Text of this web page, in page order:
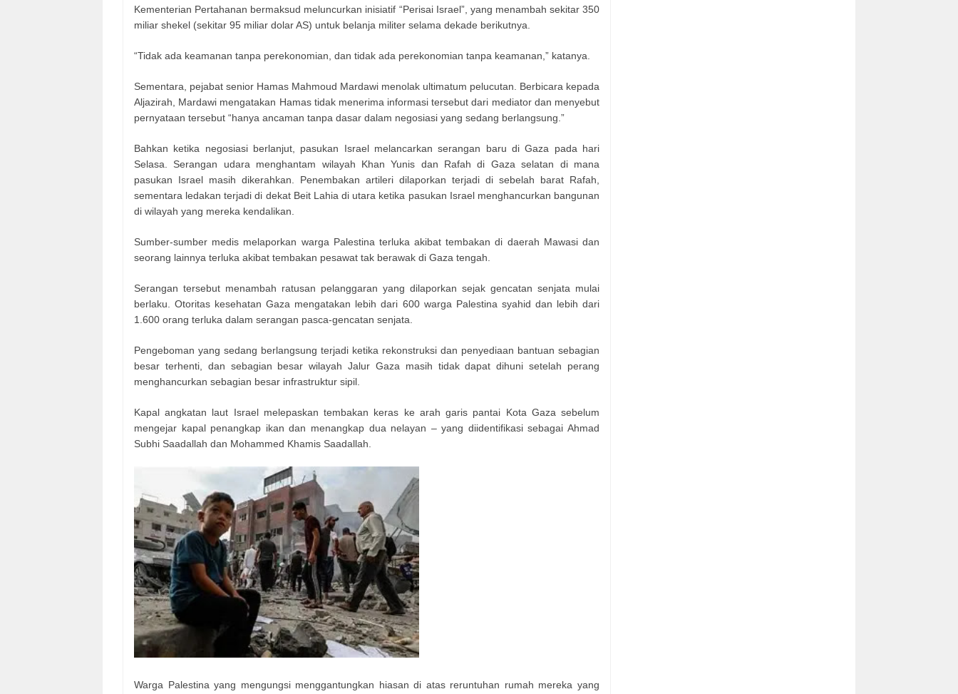
Kementerian Pertahanan bermaksud meluncurkan inisiatif “Perisai Israel”, yang menambah sekitar 350
miliar shekel (sekitar 95 miliar dolar AS) untuk belanja militer selama dekade berikutnya.
“Tidak ada keamanan tanpa perekonomian, dan tidak ada perekonomian tanpa keamanan,” katanya.
Sementara, pejabat senior Hamas Mahmoud Mardawi menolak ultimatum pelucutan. Berbicara kepada
Aljazirah, Mardawi mengatakan Hamas tidak menerima informasi tersebut dari mediator dan menyebut
pernyataan tersebut “hanya ancaman tanpa dasar dalam negosiasi yang sedang berlangsung.”
Bahkan ketika negosiasi berlanjut, pasukan Israel melancarkan serangan baru di Gaza pada hari
Selasa. Serangan udara menghantam wilayah Khan Yunis dan Rafah di Gaza selatan di mana
pasukan Israel masih dikerahkan. Penembakan artileri dilaporkan terjadi di sebelah barat Rafah,
sementara ledakan terjadi di dekat Beit Lahia di utara ketika pasukan Israel menghancurkan bangunan
di wilayah yang mereka kendalikan.
Sumber-sumber medis melaporkan warga Palestina terluka akibat tembakan di daerah Mawasi dan
seorang lainnya terluka akibat tembakan pesawat tak berawak di Gaza tengah.
Serangan tersebut menambah ratusan pelanggaran yang dilaporkan sejak gencatan senjata mulai
berlaku. Otoritas kesehatan Gaza mengatakan lebih dari 600 warga Palestina syahid dan lebih dari
1.600 orang terluka dalam serangan pasca-gencatan senjata.
Pengeboman yang sedang berlangsung terjadi ketika rekonstruksi dan penyediaan bantuan sebagian
besar terhenti, dan sebagian besar wilayah Jalur Gaza masih tidak dapat dihuni setelah perang
menghancurkan sebagian besar infrastruktur sipil.
Kapal angkatan laut Israel melepaskan tembakan keras ke arah garis pantai Kota Gaza sebelum
mengejar kapal penangkap ikan dan menangkap dua nelayan – yang diidentifikasi sebagai Ahmad
Subhi Saadallah dan Mohammed Khamis Saadallah.
Warga Palestina yang mengungsi menggantungkan hiasan di atas reruntuhan rumah mereka yang